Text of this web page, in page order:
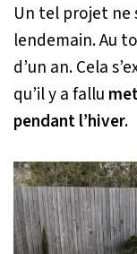
Un tel projet ne
lendemain. Au
d’un an. Cela
qu’il y a fallu
pendant l’hiver.